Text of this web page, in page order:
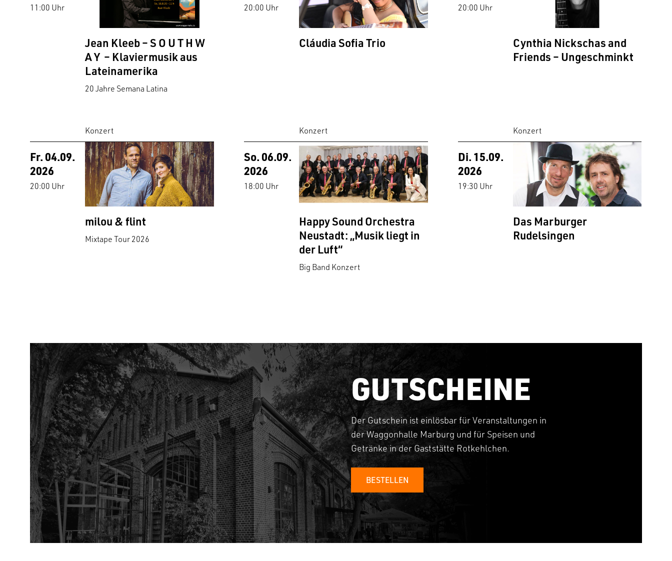
11:00 Uhr
Jean Kleeb – S O U T H W
A Y – Klaviermusik aus
Lateinamerika
20 Jahre Semana Latina
20:00 Uhr
Cláudia Sofia Trio
20:00 Uhr
Cynthia Nickschas and
Friends – Ungeschminkt
Konzert
Fr. 04.09.
2026
20:00 Uhr
milou & flint
Mixtape Tour 2026
Konzert
So. 06.09.
2026
18:00 Uhr
Happy Sound Orchestra
Neustadt: „Musik liegt in
der Luft“
Big Band Konzert
Konzert
Di. 15.09.
2026
19:30 Uhr
Das Marburger
Rudelsingen
GUTSCHEINE
Der Gutschein ist einlösbar für Veranstaltungen in
der Waggonhalle Marburg und für Speisen und
Getränke in der Gaststätte Rotkehlchen.
BESTELLEN